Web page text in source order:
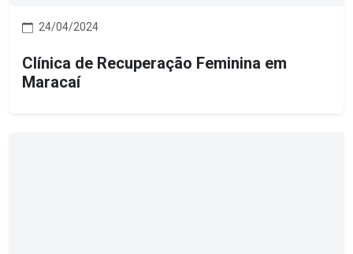
24/04/2024
Clínica de Recuperação Feminina em
Maracaí